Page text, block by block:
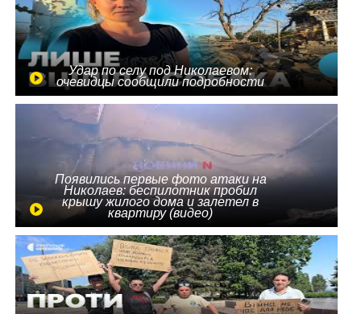
Удар по селу под Николаевом:
очевидцы сообщили подробности
Появились первые фото атаки на
Николаев: беспилотник пробил
крышу жилого дома и залетел в
квартиру (видео)